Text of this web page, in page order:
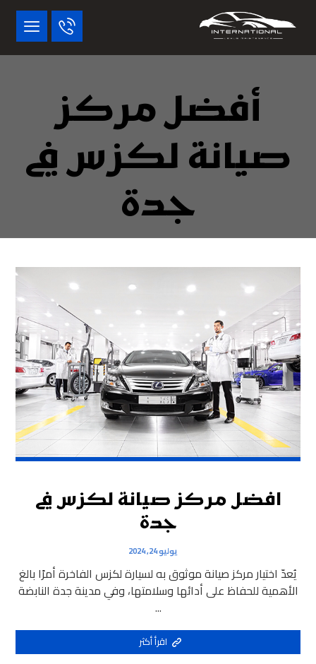
أفضل مركز
صيانة لكزس في
جدة
افضل مركز صيانة لكزس في
جدة
يوليو 24, 2024
يُعدّ اختيار مركز صيانة موثوق به لسيارة لكزس الفاخرة أمرًا بالغ
الأهمية للحفاظ على أدائها وسلامتها، وفي مدينة جدة النابضة
...
اقرأ أكثر